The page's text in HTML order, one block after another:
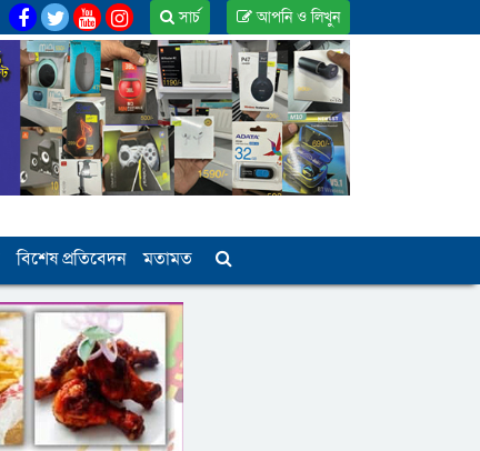
আপনি ও লিখুন
সার্চ
বিশেষ প্রতিবেদন মতামত